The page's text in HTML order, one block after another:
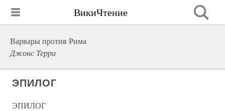
ВикиЧтение
Варвары против Рима
Джонс Терри
ЭПИЛОГ
ЭПИЛОГ